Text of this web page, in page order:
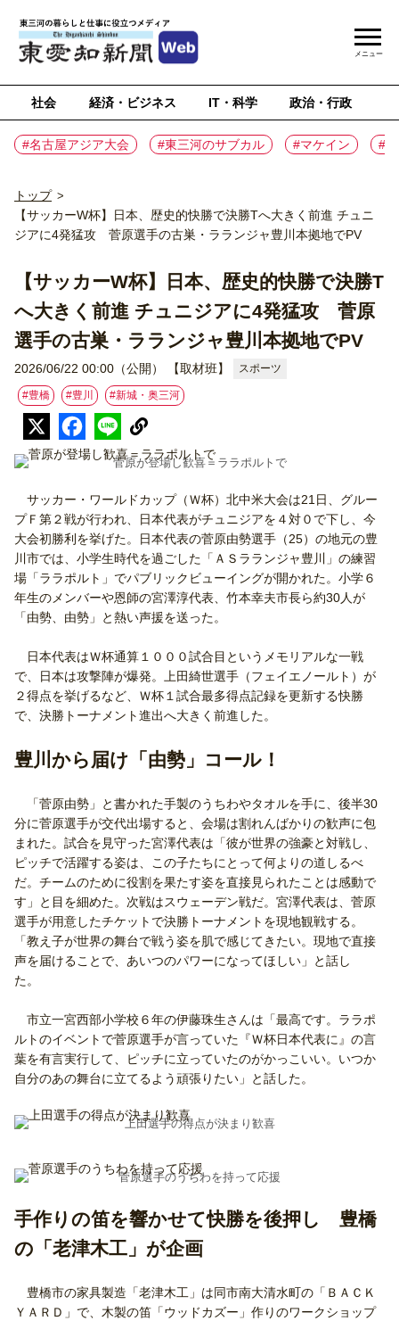
社会 経済・ビジネス IT・科学 政治・行政
#名古屋アジア大会 #東三河のサブカル #マケイン #
メニュー
トップ >
【サッカーW杯】日本、歴史的快勝で決勝Tへ大きく前進 チュニ
ジアに4発猛攻 菅原選手の古巣・ラランジャ豊川本拠地でPV
【サッカーW杯】日本、歴史的快勝で決勝T
へ大きく前進 チュニジアに4発猛攻 菅原
選手の古巣・ラランジャ豊川本拠地でPV
2026/06/22 00:00（公開） 【取材班】 スポーツ
#豊橋 #豊川 #新城・奥三河
菅原が登場し歓喜＝ララポルトで
サッカー・ワールドカップ（Ｗ杯）北中米大会は21日、グルー
プＦ第２戦が行われ、日本代表がチュニジアを４対０で下し、今
大会初勝利を挙げた。日本代表の菅原由勢選手（25）の地元の豊
川市では、小学生時代を過ごした「ＡＳラランジャ豊川」の練習
場「ララポルト」でパブリックビューイングが開かれた。小学６
年生のメンバーや恩師の宮澤淳代表、竹本幸夫市長ら約30人が
「由勢、由勢」と熱い声援を送った。
日本代表はＷ杯通算１０００試合目というメモリアルな一戦
で、日本は攻撃陣が爆発。上田綺世選手（フェイエノールト）が
２得点を挙げるなど、Ｗ杯１試合最多得点記録を更新する快勝
で、決勝トーナメント進出へ大きく前進した。
豊川から届け「由勢」コール！
「菅原由勢」と書かれた手製のうちわやタオルを手に、後半30
分に菅原選手が交代出場すると、会場は割れんばかりの歓声に包
まれた。試合を見守った宮澤代表は「彼が世界の強豪と対戦し、
ピッチで活躍する姿は、この子たちにとって何よりの道しるべ
だ。チームのために役割を果たす姿を直接見られたことは感動で
す」と目を細めた。次戦はスウェーデン戦だ。宮澤代表は、菅原
選手が用意したチケットで決勝トーナメントを現地観戦する。
「教え子が世界の舞台で戦う姿を肌で感じてきたい。現地で直接
声を届けることで、あいつのパワーになってほしい」と話し
た。
市立一宮西部小学校６年の伊藤珠生さんは「最高です。ララポ
ルトのイベントで菅原選手が言っていた『Ｗ杯日本代表に』の言
葉を有言実行して、ピッチに立っていたのがかっこいい。いつか
自分のあの舞台に立てるよう頑張りたい」と話した。
上田選手の得点が決まり歓喜
菅原選手のうちわを持って応援
手作りの笛を響かせて快勝を後押し 豊橋
の「老津木工」が企画
豊橋市の家具製造「老津木工」は同市南大清水町の「ＢＡＣＫ
ＹＡＲＤ」で、木製の笛「ウッドカズー」作りのワークショップ